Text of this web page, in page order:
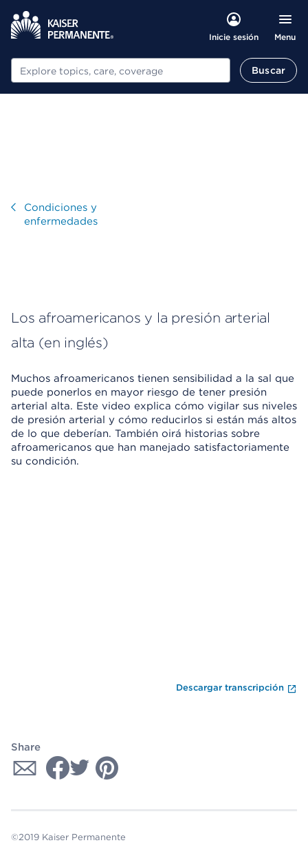
Inicie sesión Menu
Buscar Buscar
Visitar
Condiciones y
enfermedades
Los afroamericanos y la presión arterial
alta (en inglés)
Muchos afroamericanos tienen sensibilidad a la sal que
puede ponerlos en mayor riesgo de tener presión
arterial alta. Este video explica cómo vigilar sus niveles
de presión arterial y cómo reducirlos si están más altos
de lo que deberían. También oirá historias sobre
afroamericanos que han manejado satisfactoriamente
su condición.
Descargar transcripción
Share
©2019 Kaiser Permanente